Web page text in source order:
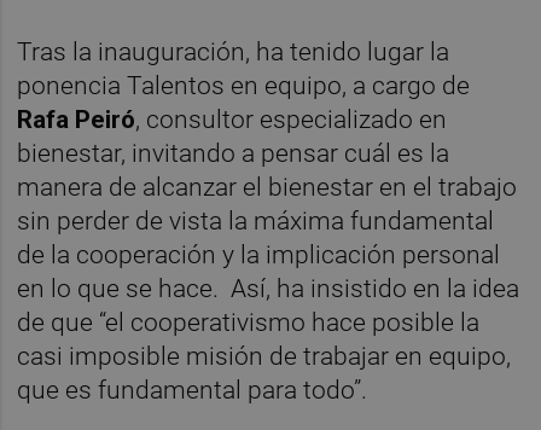
Tras la inauguración, ha tenido lugar la
ponencia Talentos en equipo, a cargo de
Rafa Peiró, consultor especializado en
bienestar, invitando a pensar cuál es la
manera de alcanzar el bienestar en el trabajo
sin perder de vista la máxima fundamental
de la cooperación y la implicación personal
en lo que se hace. Así, ha insistido en la idea
de que “el cooperativismo hace posible la
casi imposible misión de trabajar en equipo,
que es fundamental para todo”.